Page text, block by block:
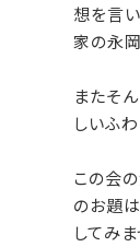
想を言
家の永
またそ
しいふ
この会
のお題
してみま